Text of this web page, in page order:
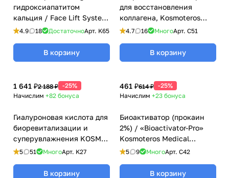
гидроксиапатитом
кальция / Face Lift System,
Kosmoteros (Космотерос),
4.9 18 ДостаточноАрт. K65
В корзину
для восстановления
коллагена, Kosmoteros
(Космотерос), 6 мл
4.7 16 МногоАрт. C51
В корзину
1 641 ₽2 188 ₽ -25%
Начислим +82 бонуса
Гиалуроновая кислота для
биоревитализации и
суперувлажнения KOSMO-
HYAL Kosmoteros
5 51 МногоАрт. K27
В корзину
461 ₽614 ₽ -25%
Начислим +23 бонуса
Биоактиватор (прокаин
2%) / «Bioactivator-Pro»
Kosmoteros Medical
(Космотерос Медикал), 6
5 9 МногоАрт. C42
В корзину